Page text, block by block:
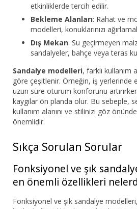
etkinliklerde tercih edilir.
Bekleme Alanları: Rahat ve
modelleri, konuklarınızı
Dış Mekan: Su geçirmeyen
sandalyeler, bahçe veya teras
Sandalye modelleri, farklı kullanım
göre çeşitlenir. Örneğin, iş yerlerinde
uzun süre oturum konforunu
kaygılar ön planda olur. Bu sebeple,
kullanım alanını ve stilinizi göz
önemlidir.
Sıkça Sorulan Sorular
Fonksiyonel ve şık
en önemli özellikleri
Fonksiyonel ve şık sandalye